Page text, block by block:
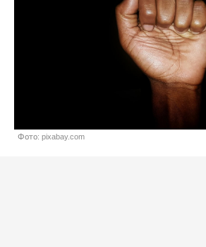
Фото: pixabay.com